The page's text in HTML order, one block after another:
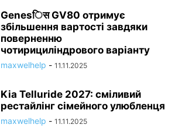
Genesिस GV80 отримує
збільшення вартості завдяки
поверненню
чотирициліндрового варіанту
maxwelhelp - 11.11.2025
Kia Telluride 2027: сміливий
рестайлінг сімейного улюбленця
maxwelhelp - 11.11.2025